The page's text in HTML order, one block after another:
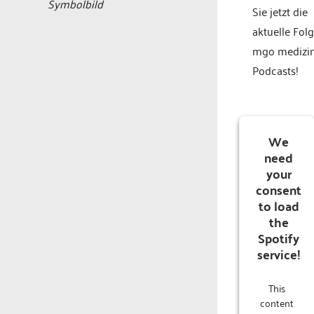
Sie jetzt die
aktuelle
mgo
Podcasts!
We
need
your
consent
to load
the
Spotify
service!
This
content